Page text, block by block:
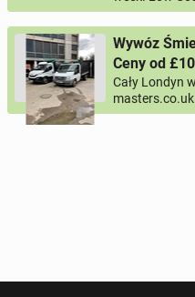
Wywóz
Ceny od
Cały Londyn